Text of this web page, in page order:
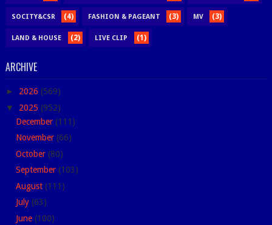
SOCITY&CSR (4) FASHION & PAGEANT (3) MV (3)
LAND & HOUSE (2) LIVE CLIP (1)
ARCHIVE
► 2026 (569)
▼ 2025 (952)
December (111)
November (66)
October (80)
September (103)
August (111)
July (63)
June (100)